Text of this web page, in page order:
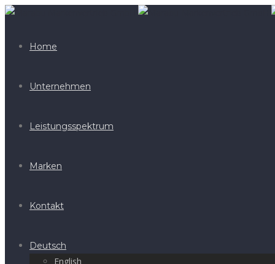
Home
Unternehmen
Leistungsspektrum
Marken
Kontakt
Deutsch
English